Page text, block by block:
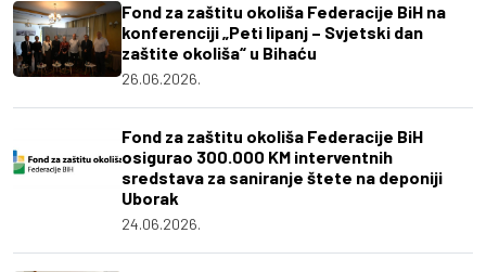
Fond za zaštitu okoliša Federacije BiH na
konferenciji „Peti lipanj – Svjetski dan
zaštite okoliša“ u Bihaću
26.06.2026.
Fond za zaštitu okoliša Federacije BiH
osigurao 300.000 KM interventnih
sredstava za saniranje štete na deponiji
Uborak
24.06.2026.